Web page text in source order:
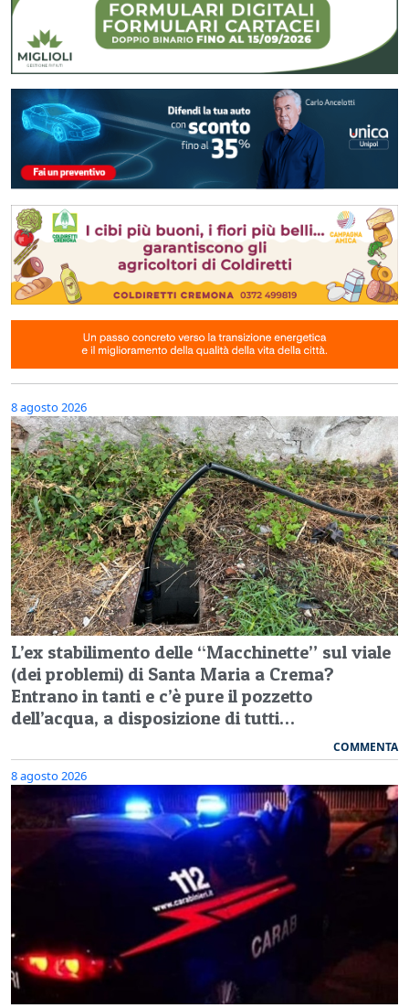
8 agosto 2026
L’ex stabilimento delle “Macchinette” sul viale
(dei problemi) di Santa Maria a Crema?
Entrano in tanti e c’è pure il pozzetto
dell’acqua, a disposizione di tutti…
COMMENTA
8 agosto 2026